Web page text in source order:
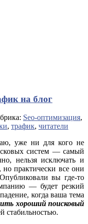
на блог
Seo-оптимизация,
, трафик, читатели
уже ни для кого не
систем — самый
нельзя исключать и
практически все они
вы где-то
— будет резкий
когда ваша тема
хороший поисковый
стабильностью.